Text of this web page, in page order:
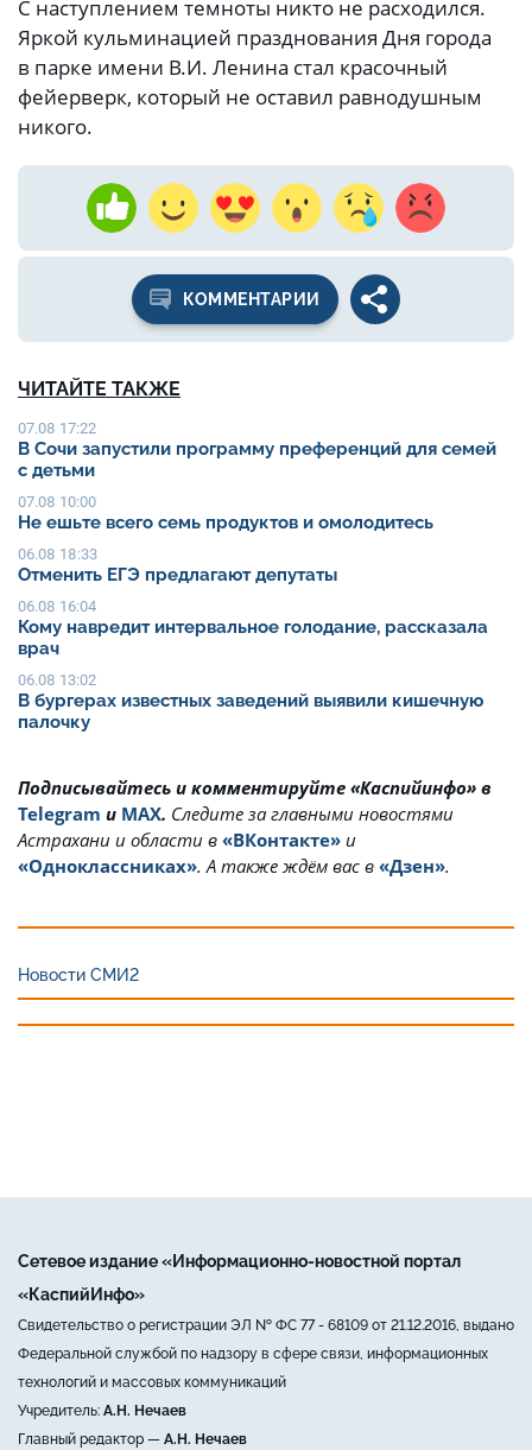
С наступлением темноты никто не расходился.
Яркой кульминацией празднования Дня города
в парке имени В.И. Ленина стал красочный
фейерверк, который не оставил равнодушным
никого.
КОММЕНТАРИИ
ЧИТАЙТЕ ТАКЖЕ
07.08 17:22
В Сочи запустили программу преференций для семей
с детьми
07.08 10:00
Не ешьте всего семь продуктов и омолодитесь
06.08 18:33
Отменить ЕГЭ предлагают депутаты
06.08 16:04
Кому навредит интервальное голодание, рассказала
врач
06.08 13:02
В бургерах известных заведений выявили кишечную
палочку
Подписывайтесь и комментируйте «Каспийинфо» в
Telegram и MAX. Cледите за главными новостями
Астрахани и области в «ВКонтакте» и
«Одноклассниках». А также ждём вас в «Дзен».
Новости СМИ2
Сетевое издание «Информационно-новостной портал
«КаспийИнфо»
Свидетельство о регистрации ЭЛ № ФС 77 - 68109 от 21.12.2016, выдано
Федеральной службой по надзору в сфере связи, информационных
технологий и массовых коммуникаций
Учредитель: А.Н. Нечаев
Главный редактор — А.Н. Нечаев